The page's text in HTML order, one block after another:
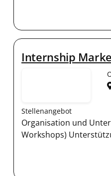
Internship
Stellenangebot
Organisation und
Workshops)